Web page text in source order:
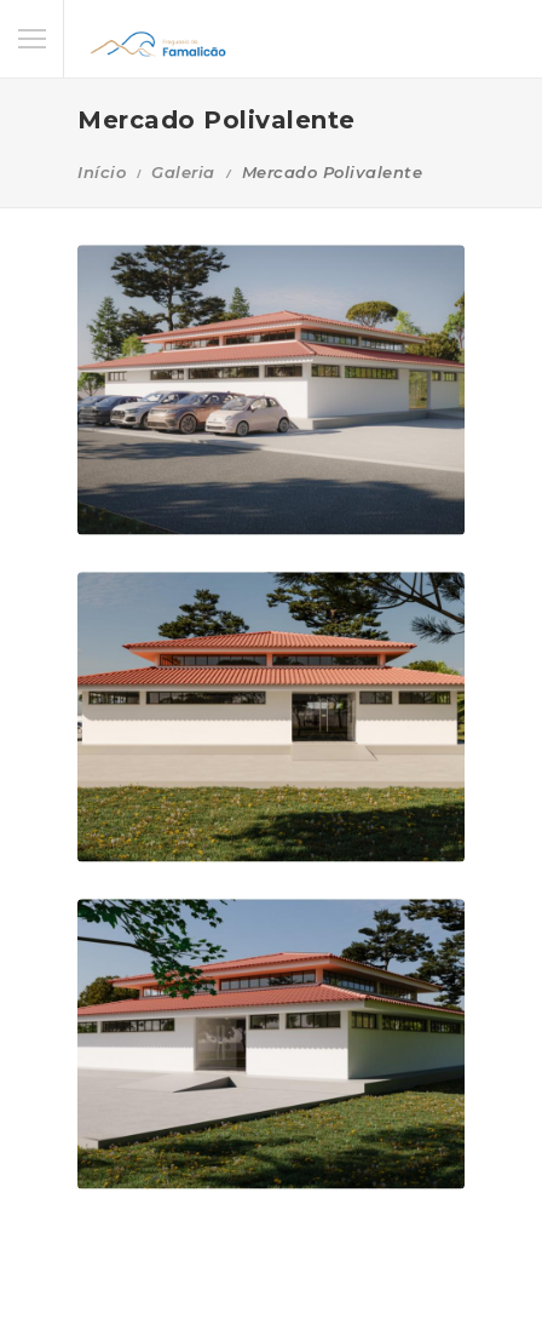
Mercado Polivalente
Início Galeria Mercado Polivalente